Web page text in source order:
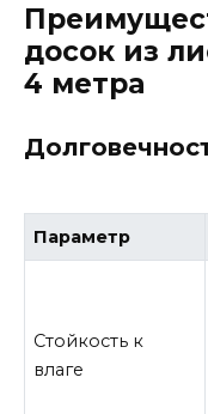
досок из
4 метра
Параметр
Стойкость к
влаге